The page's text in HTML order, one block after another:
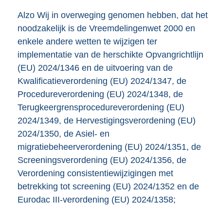
Alzo Wij in overweging genomen hebben, dat het
noodzakelijk is de Vreemdelingenwet 2000 en
enkele andere wetten te wijzigen ter
implementatie van de herschikte Opvangrichtlijn
(EU) 2024/1346 en de uitvoering van de
Kwalificatieverordening (EU) 2024/1347, de
Procedureverordening (EU) 2024/1348, de
Terugkeergrensprocedureverordening (EU)
2024/1349, de Hervestigingsverordening (EU)
2024/1350, de Asiel- en
migratiebeheerverordening (EU) 2024/1351, de
Screeningsverordening (EU) 2024/1356, de
Verordening consistentiewijzigingen met
betrekking tot screening (EU) 2024/1352 en de
Eurodac III-verordening (EU) 2024/1358;